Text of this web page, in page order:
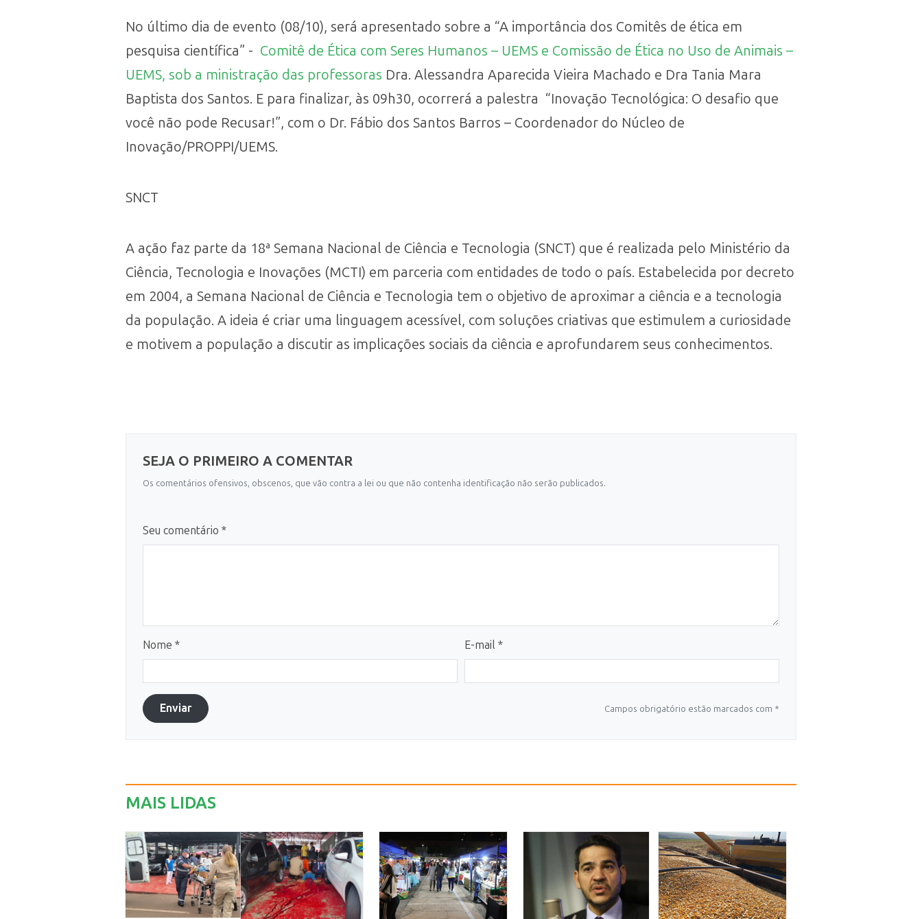
No último dia de evento (08/10), será apresentado sobre a “A importância dos Comitês de ética em
pesquisa científica” - Comitê de Ética com Seres Humanos – UEMS e Comissão de Ética no Uso de Animais –
UEMS, sob a ministração das professoras Dra. Alessandra Aparecida Vieira Machado e Dra Tania Mara
Baptista dos Santos. E para finalizar, às 09h30, ocorrerá a palestra “Inovação Tecnológica: O desafio que
você não pode Recusar!”, com o Dr. Fábio dos Santos Barros – Coordenador do Núcleo de
Inovação/PROPPI/UEMS.
SNCT
A ação faz parte da 18ª Semana Nacional de Ciência e Tecnologia (SNCT) que é realizada pelo Ministério da
Ciência, Tecnologia e Inovações (MCTI) em parceria com entidades de todo o país. Estabelecida por decreto
em 2004, a Semana Nacional de Ciência e Tecnologia tem o objetivo de aproximar a ciência e a tecnologia
da população. A ideia é criar uma linguagem acessível, com soluções criativas que estimulem a curiosidade
e motivem a população a discutir as implicações sociais da ciência e aprofundarem seus conhecimentos.
SEJA O PRIMEIRO A COMENTAR
Os comentários ofensivos, obscenos, que vão contra a lei ou que não contenha identificação não serão publicados.
Seu comentário *
Nome * E-mail *
Enviar Campos obrigatório estão marcados com *
MAIS LIDAS